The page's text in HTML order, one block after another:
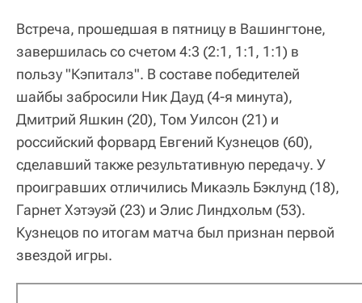
Встреча, прошедшая в пятницу в Вашингтоне,
завершилась со счетом 4:3 (2:1, 1:1, 1:1) в
пользу "Кэпиталз". В составе победителей
шайбы забросили Ник Дауд (4-я минута),
Дмитрий Яшкин (20), Том Уилсон (21) и
российский форвард Евгений Кузнецов (60),
сделавший также результативную передачу. У
проигравших отличились Микаэль Бэклунд (18),
Гарнет Хэтэуэй (23) и Элис Линдхольм (53).
Кузнецов по итогам матча был признан первой
звездой игры.